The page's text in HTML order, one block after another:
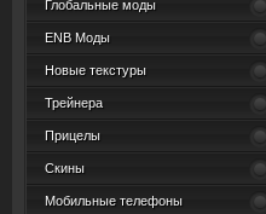
Глобальные моды
ENB Моды
Новые текстуры
Трейнера
Прицелы
Скины
Мобильные телефоны